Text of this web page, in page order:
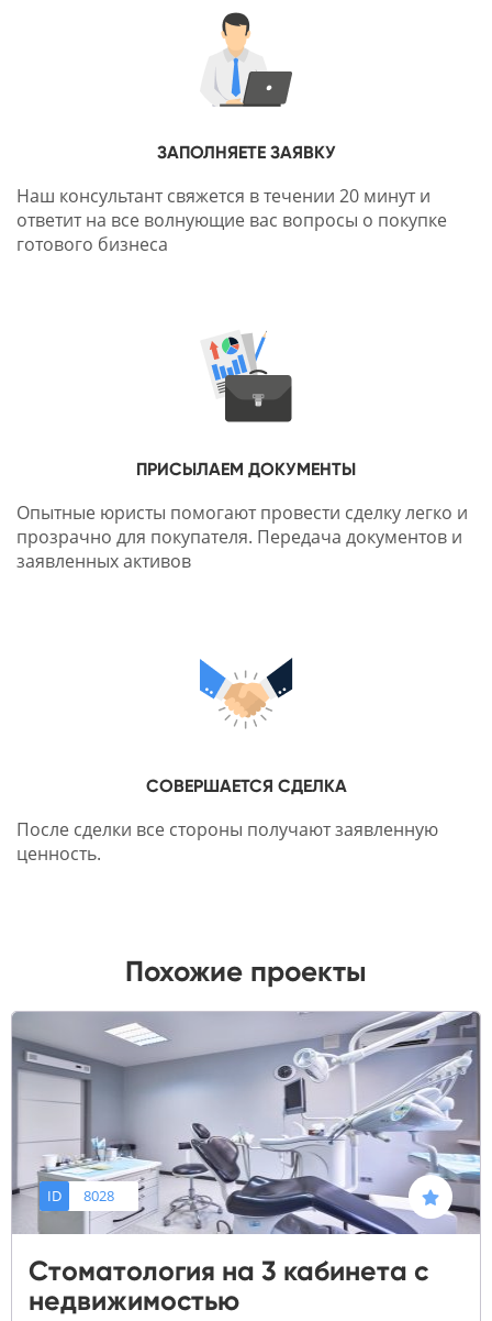
ЗАПОЛНЯЕТЕ ЗАЯВКУ
Наш консультант свяжется в течении 20 минут и
ответит на все волнующие вас вопросы о покупке
готового бизнеса
ПРИСЫЛАЕМ ДОКУМЕНТЫ
Опытные юристы помогают провести сделку легко и
прозрачно для покупателя. Передача документов и
заявленных активов
СОВЕРШАЕТСЯ СДЕЛКА
После сделки все стороны получают заявленную
ценность.
Похожие проекты
ID 8028
Стоматология на 3 кабинета с
недвижимостью